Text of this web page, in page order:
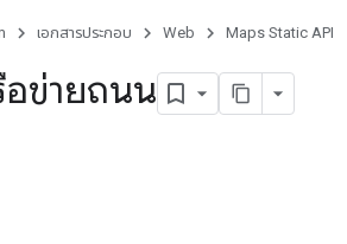
เอกสารประกอบ Web Maps Static API
อข่ายถนน